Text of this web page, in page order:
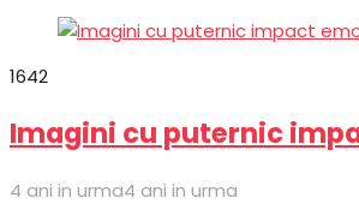
1642
Imagini cu puternic
4 ani in urma4 ani in urma